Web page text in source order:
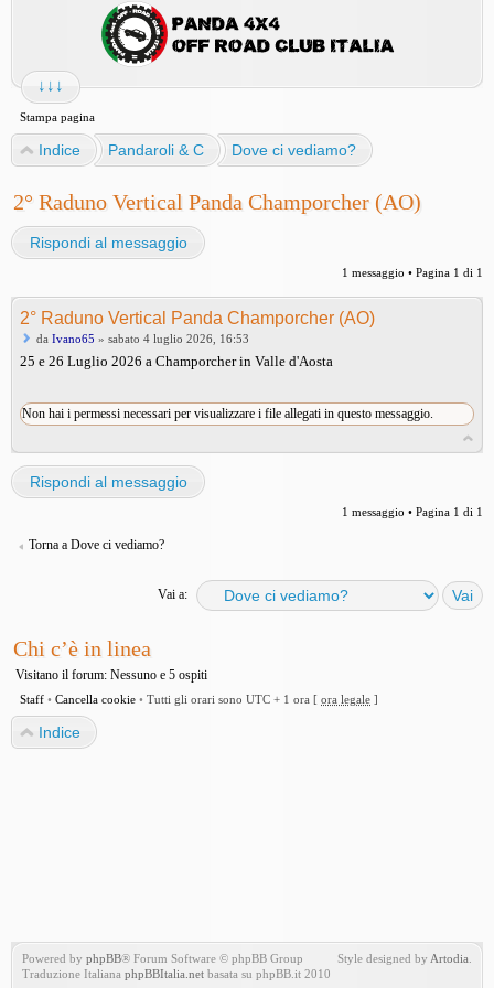
↓↓↓
Stampa pagina
Indice Pandaroli & C Dove ci vediamo?
2° Raduno Vertical Panda Champorcher (AO)
Rispondi al messaggio
1 messaggio • Pagina 1 di 1
2° Raduno Vertical Panda Champorcher (AO)
da Ivano65 » sabato 4 luglio 2026, 16:53
25 e 26 Luglio 2026 a Champorcher in Valle d'Aosta
Non hai i permessi necessari per visualizzare i file allegati in questo messaggio.
Rispondi al messaggio
1 messaggio • Pagina 1 di 1
Torna a Dove ci vediamo?
Vai a:
Chi c’è in linea
Visitano il forum: Nessuno e 5 ospiti
Staff • Cancella cookie • Tutti gli orari sono UTC + 1 ora [ ora legale ]
Indice
Powered by phpBB® Forum Software © phpBB Group
Traduzione Italiana phpBBItalia.net basata su phpBB.it 2010
Style designed by Artodia